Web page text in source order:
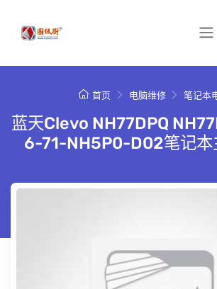
首页 电脑维修 笔记本
蓝天Clevo NH77DPQ
6-71-NH5P0-D02笔记本